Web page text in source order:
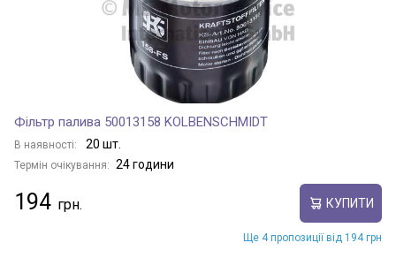
Фільтр палива 50013158 KOLBENSCHMIDT
В наявності: 20 шт.
Термін очікування: 24 години
194 КУПИТИ
Ще 4 пропозиції від 194 грн